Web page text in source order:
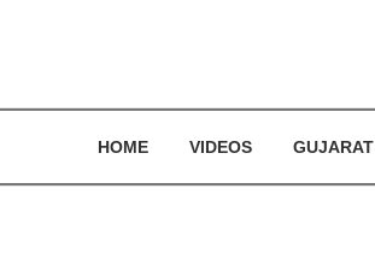
HOME VIDEOS GUJARAT